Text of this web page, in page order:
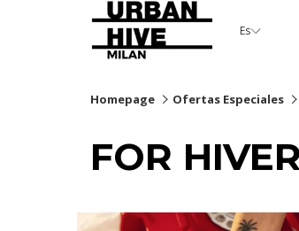
Es
Homepage Ofertas Especiales
FOR